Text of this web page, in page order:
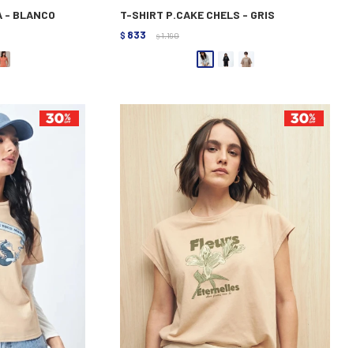
- BLANCO T-SHIRT P.CAKE CHELS - GRIS
$ 833 $ 1.190